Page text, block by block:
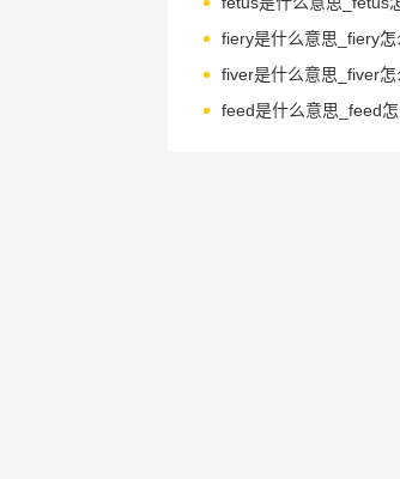
fiery是什么意思_fiery怎
fiver是什么意思_fiver怎
feed是什么意思_feed